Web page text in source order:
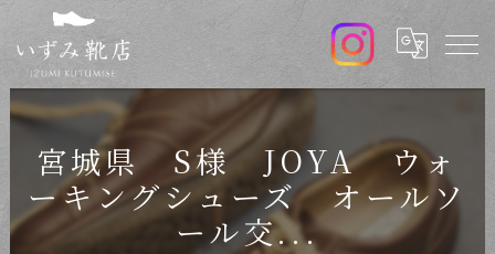
宮城県 S様 JOYA ウォ
ーキングシューズ オールソ
ール交...